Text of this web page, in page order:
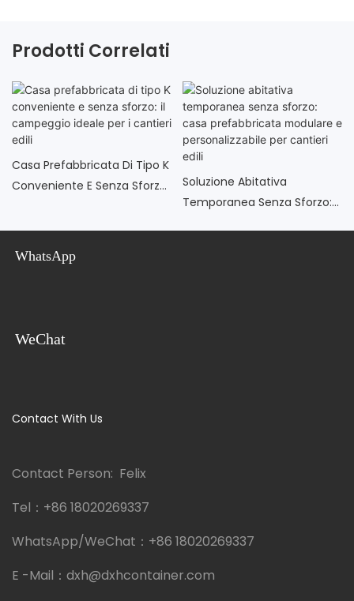
Prodotti Correlati
Casa Prefabbricata Di Tipo K
Conveniente E Senza Sforzo:
Soluzione Abitativa
Temporanea Senza Sforzo:
WhatsApp
WeChat
Contact With Us
Contact Person: Felix
Tel： +86 18020269337
WhatsApp/WeChat： +86 18020269337
E -Mail： dxh@dxhcontainer.com